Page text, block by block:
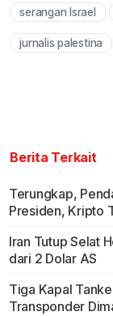
serangan Israel
jurnalis palestina
Berita Terkait
Terungkap,
Presiden, Kripto
Iran Tutup Selat
dari 2 Dolar AS
Tiga Kapal
Transponder